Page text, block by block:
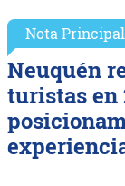
Nota Principal
Neuquén
turistas en